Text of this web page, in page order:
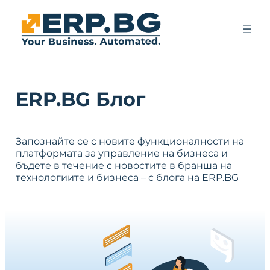
ERP.BG Блог
Запознайте се с новите функционалности на
платформата за управление на бизнеса и
бъдете в течение с новостите в бранша на
технологиите и бизнеса – с блога на ERP.BG